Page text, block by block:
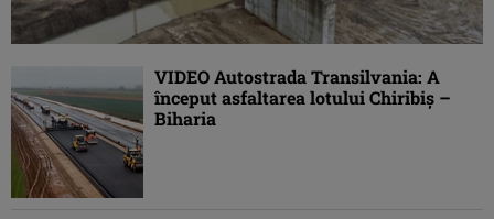
VIDEO Autostrada Transilvania: A
început asfaltarea lotului Chiribiș –
Biharia